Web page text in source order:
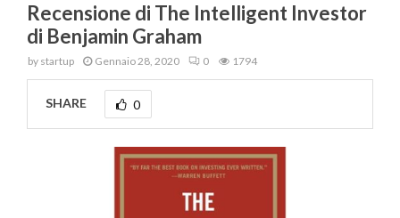
Recensione di The Intelligent Investor
di Benjamin Graham
by startup Gennaio 28, 2020 0 1794
SHARE 0